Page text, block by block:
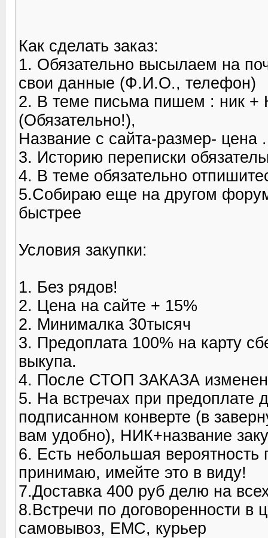
Как сделать заказ:
1. Обязательно высылаем на
cвои данные (Ф.И.О., телефон)
2. В теме письма пишем : ник
(Обязательно!),
Название с сайта-размер- цена .
3. Историю переписки
4. В теме обязательно
5.Собираю еще на другом
быстрее
Условия закупки:
1. Без рядов!
2. Цена на сайте + 15%
2. Минималка 30тысяч
3. Предоплата 100% на карту
выкупа.
4. После СТОП ЗАКАЗА
5. На встречах при
подписанном конверте (в
вам удобно), НИК+название
6. Есть небольшая вероятность
принимаю, имейте это в виду!
7.Доставка 400 руб делю на
8.Встречи по договоренности в
самовывоз, ЕМС, курьер